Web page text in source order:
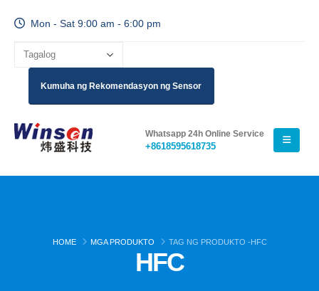
Mon - Sat 9:00 am - 6:00 pm
Kumuha ng Rekomendasyon ng Sensor
Whatsapp 24h Online Service
+8618595618735
HOME MGA PRODUKTO TAG NG PRODUKTO -HFC
HFC